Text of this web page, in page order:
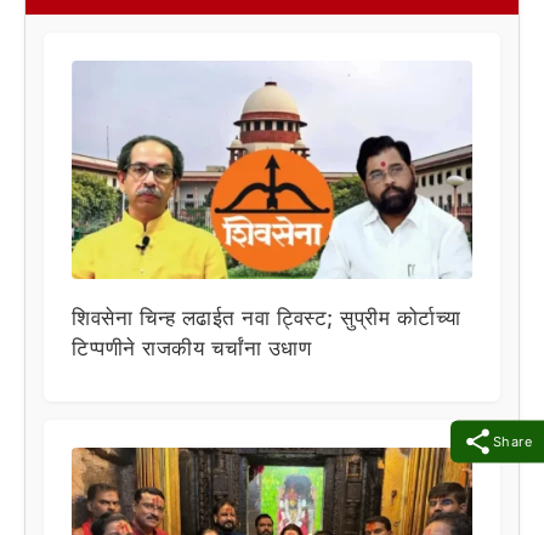
Share
शिवसेना चिन्ह लढाईत नवा ट्विस्ट; सुप्रीम कोर्टाच्या
टिप्पणीने राजकीय चर्चांना उधाण